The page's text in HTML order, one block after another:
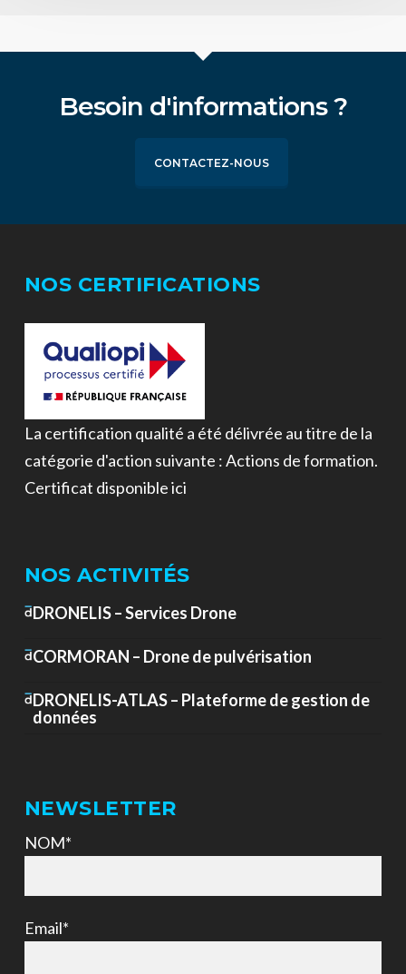
Besoin d'informations ?
CONTACTEZ-NOUS
NOS CERTIFICATIONS
La certification qualité a été délivrée au titre de la
catégorie d'action suivante : Actions de formation.
Certificat disponible ici
NOS ACTIVITÉS
DRONELIS – Services Drone
CORMORAN – Drone de pulvérisation
DRONELIS-ATLAS – Plateforme de gestion de
données
NEWSLETTER
NOM*
Email*